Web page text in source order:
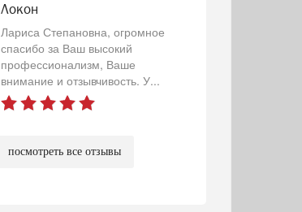
Локон
Лариса Степановна, огромное
спасибо за Ваш высокий
профессионализм, Ваше
внимание и отзывчивость. У...
посмотреть все отзывы